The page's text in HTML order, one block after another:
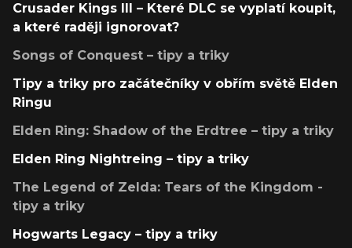
Crusader Kings III – Které DLC se vyplatí koupit,
a které raději ignorovat?
Songs of Conquest – tipy a triky
Tipy a triky pro začátečníky v obřím světě Elden
Ringu
Elden Ring: Shadow of the Erdtree – tipy a triky
Elden Ring Nightreing – tipy a triky
The Legend of Zelda: Tears of the Kingdom -
tipy a triky
Hogwarts Legacy – tipy a triky